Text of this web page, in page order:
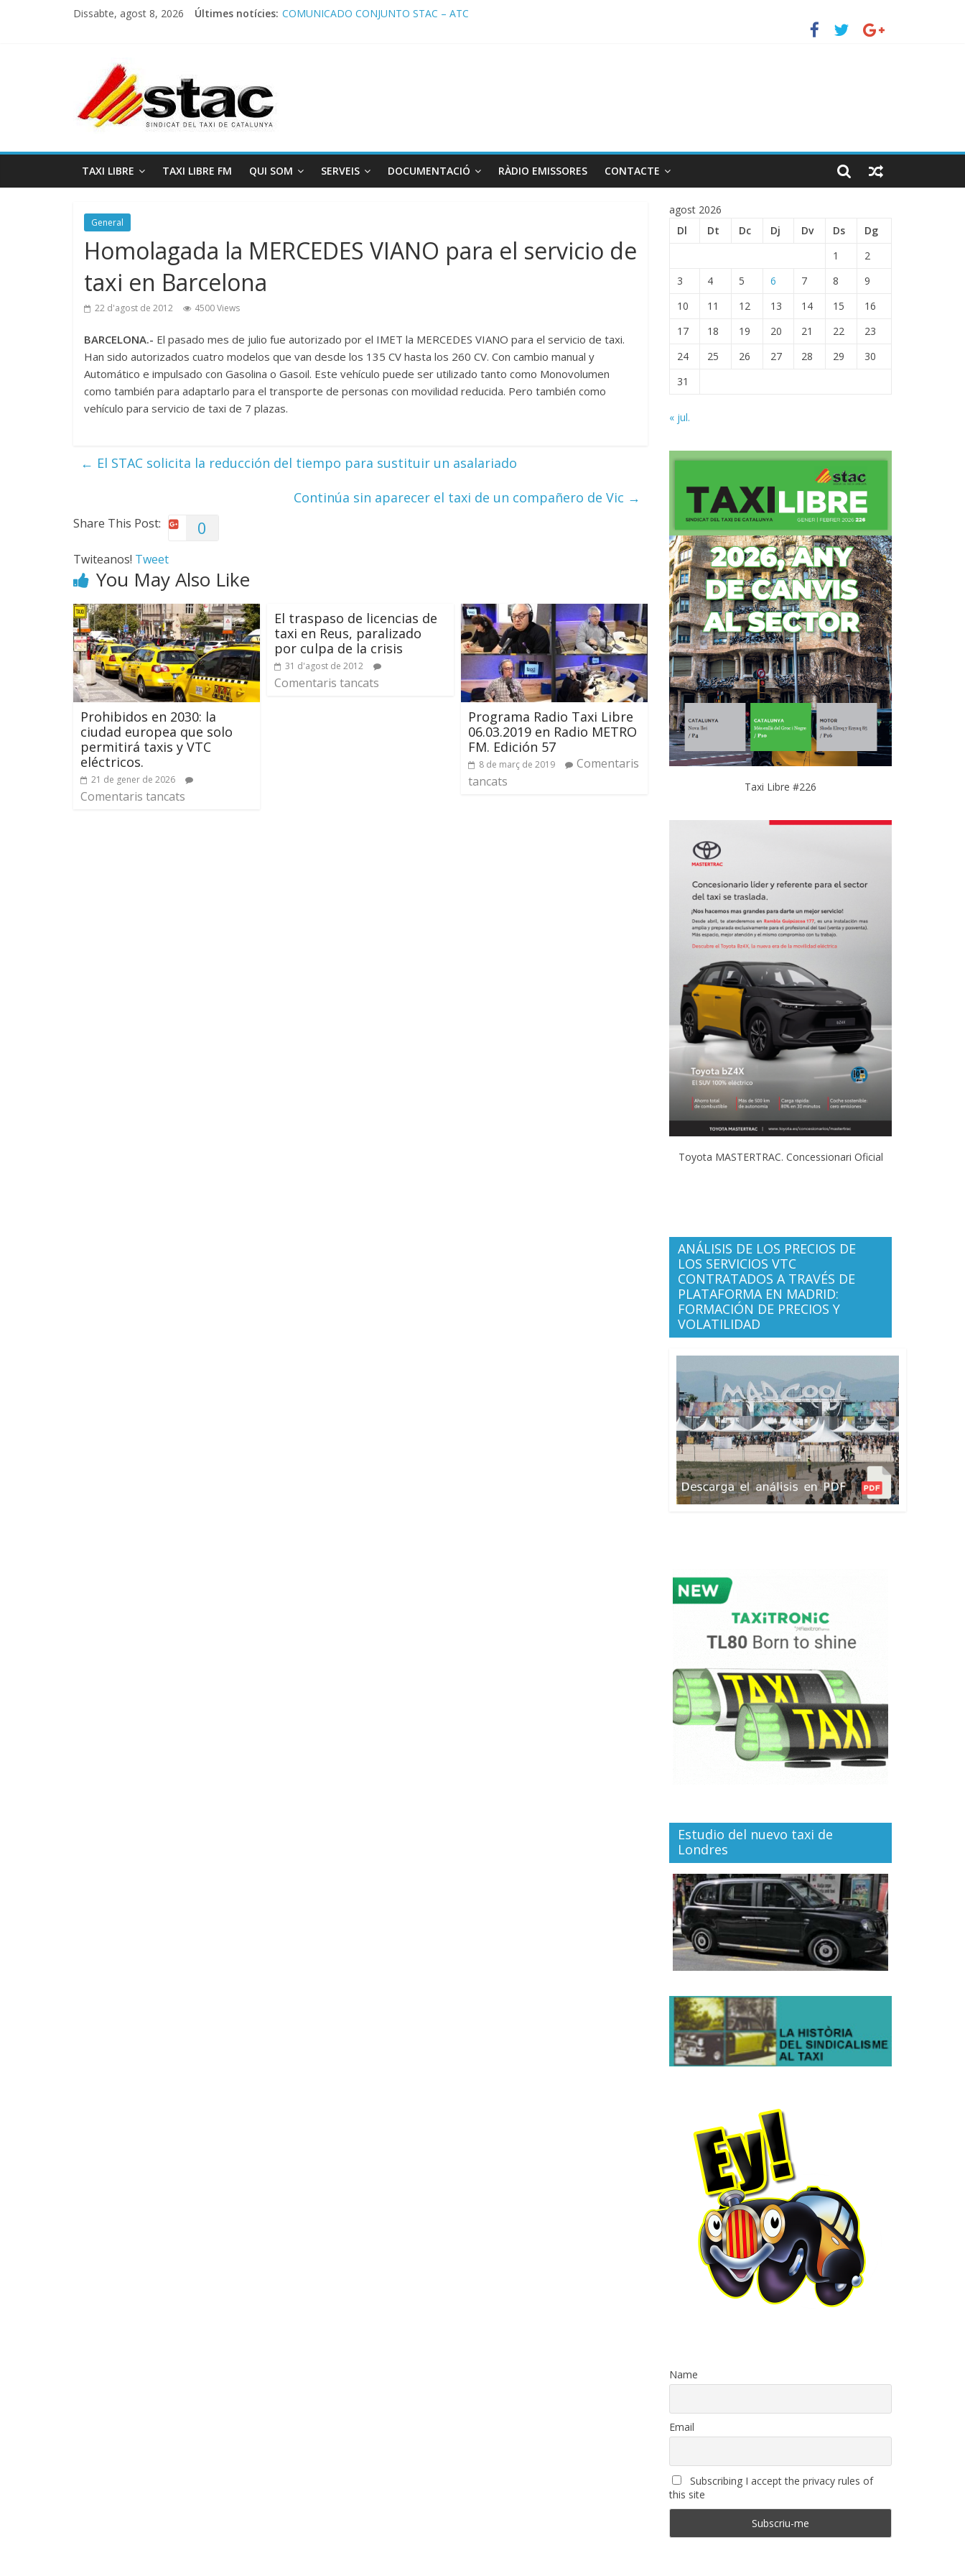
Dissabte, agost 8, 2026 Últimes notícies: COMUNICADO CONJUNTO STAC – ATC
TAXI LIBRE TAXI LIBRE FM QUI SOM SERVEIS DOCUMENTACIÓ RÀDIO EMISSORES CONTACTE
General
Homolagada la MERCEDES VIANO para el servicio de
taxi en Barcelona
22 d'agost de 2012 4500 Views
BARCELONA.- El pasado mes de julio fue autorizado por el IMET la MERCEDES VIANO para el servicio de taxi.
Han sido autorizados cuatro modelos que van desde los 135 CV hasta los 260 CV. Con cambio manual y
Automático e impulsado con Gasolina o Gasoil. Este vehículo puede ser utilizado tanto como Monovolumen
como también para adaptarlo para el transporte de personas con movilidad reducida. Pero también como
vehículo para servicio de taxi de 7 plazas.
← El STAC solicita la reducción del tiempo para sustituir un asalariado
Continúa sin aparecer el taxi de un compañero de Vic →
Share This Post: 0
Twiteanos! Tweet
You May Also Like
Prohibidos en 2030: la
ciudad europea que solo
permitirá taxis y VTC
eléctricos.
21 de gener de 2026
Comentaris tancats
El traspaso de licencias de
taxi en Reus, paralizado
por culpa de la crisis
31 d'agost de 2012
Comentaris tancats
Programa Radio Taxi Libre
06.03.2019 en Radio METRO
FM. Edición 57
8 de març de 2019
Comentaris
tancats
agost 2026
Dl
Dt Dc Dj Dv Ds
Dg
1
2
3
4 5 6 7 8
9
10
11 12 13 14 15
16
17
18 19 20 21 22
23
24
25 26 27 28 29
30
31
« jul.
Taxi Libre #226
Toyota MASTERTRAC. Concessionari Oficial
ANÁLISIS DE LOS PRECIOS DE
LOS SERVICIOS VTC
CONTRATADOS A TRAVÉS DE
PLATAFORMA EN MADRID:
FORMACIÓN DE PRECIOS Y
VOLATILIDAD
Estudio del nuevo taxi de
Londres
Name
Email
Subscribing I accept the privacy rules of
this site